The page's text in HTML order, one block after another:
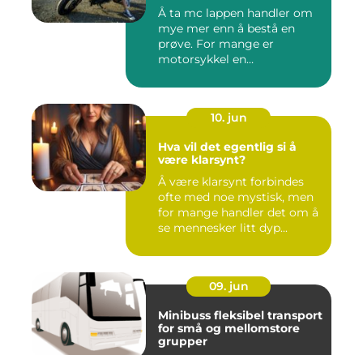
Å ta mc lappen handler om
mye mer enn å bestå en
prøve. For mange er
motorsykkel en
10. jun
Hva vil det egentlig si å
være klarsynt?
Å være klarsynt forbindes
ofte med noe mystisk, men
for mange handler det om å
se mennesker litt dyp...
09. jun
Minibuss fleksibel transport
for små og mellomstore
grupper